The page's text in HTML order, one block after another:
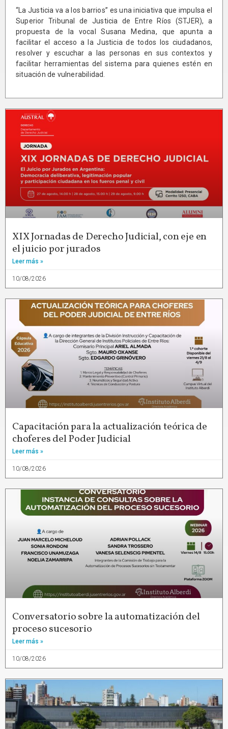
“La Justicia va a los barrios” es una iniciativa que impulsa el
Superior Tribunal de Justicia de Entre Ríos (STJER), a
propuesta de la vocal Susana Medina, que apunta a
facilitar el acceso a la Justicia de todos los ciudadanos,
resolver y escuchar a las personas en sus contextos y
facilitar herramientas del sistema para quienes estén en
situación de vulnerabilidad.
XIX Jornadas de Derecho Judicial, con eje en
el juicio por jurados
Leer más »
10/08/2026
Capacitación para la actualización teórica de
choferes del Poder Judicial
Leer más »
10/08/2026
Conversatorio sobre la automatización del
proceso sucesorio
Leer más »
10/08/2026